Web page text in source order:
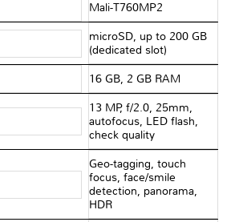
Mali-T760MP2
microSD, up to 200 GB
(dedicated slot)
16 GB, 2 GB RAM
13 MP, f/2.0, 25mm,
autofocus, LED flash,
check quality
Geo-tagging, touch
focus, face/smile
detection, panorama,
HDR